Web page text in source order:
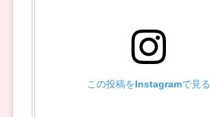
この投稿をInstagramで見る